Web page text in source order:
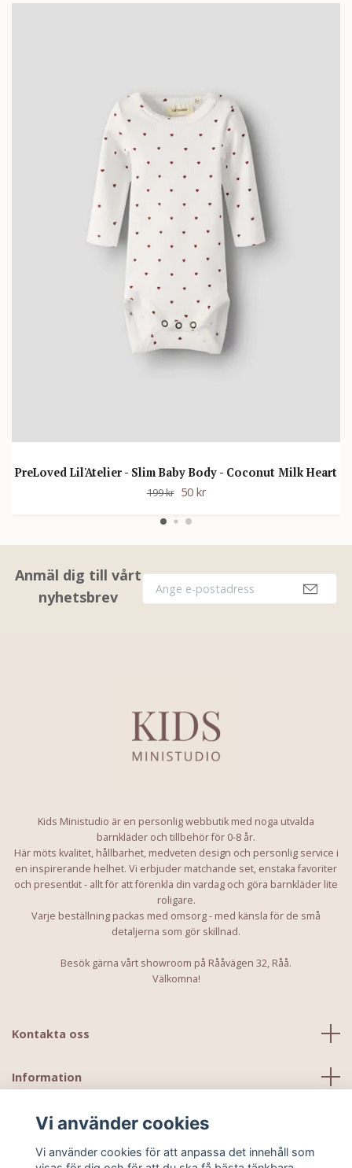
PreLoved Lil'Atelier - Slim Baby Body - Coconut Milk Heart
199 kr 50 kr
Anmäl dig till vårt
nyhetsbrev
Kids Ministudio är en personlig webbutik med noga utvalda
barnkläder och tillbehör för 0-8 år.
Här möts kvalitet, hållbarhet, medveten design och personlig service i
en inspirerande helhet. Vi erbjuder matchande set, enstaka favoriter
och presentkit - allt för att förenkla din vardag och göra barnkläder lite
roligare.
Varje beställning packas med omsorg - med känsla för de små
detaljerna som gör skillnad.
Besök gärna vårt showroom på Rååvägen 32, Råå.
Välkomna!
Kontakta oss
Information
Vi använder cookies
Vi använder cookies för att anpassa det innehåll som